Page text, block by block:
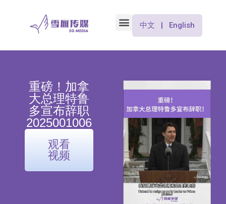
中文 | English
重磅！加拿
大总理特鲁
多宣布辞职
2025001006
观看
视频